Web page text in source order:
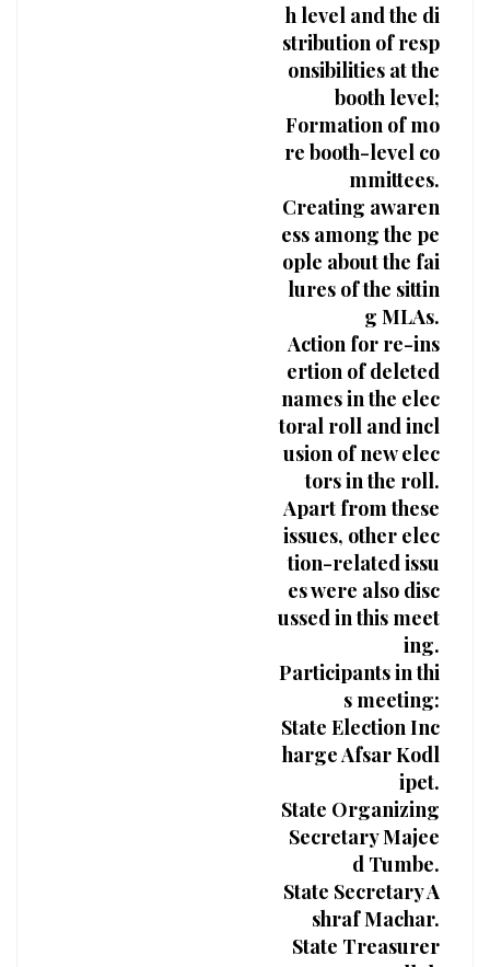
h level and the di
stribution of resp
onsibilities at the
booth level;
Formation of mo
re booth-level co
mmittees.
Creating awaren
ess among the pe
ople about the fai
lures of the sittin
g MLAs.
Action for re-ins
ertion of deleted
names in the elec
toral roll and incl
usion of new elec
tors in the roll.
Apart from these
issues, other elec
tion-related issu
es were also disc
ussed in this meet
ing.
Participants in thi
s meeting:
State Election Inc
harge Afsar Kodl
ipet.
State Organizing
Secretary Majee
d Tumbe.
State Secretary A
shraf Machar.
State Treasurer